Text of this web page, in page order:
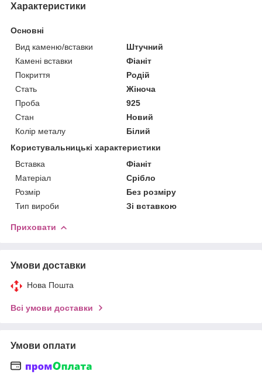
Характеристики
Основні
Вид каменю/вставки
Штучний
Камені вставки
Фіаніт
Покриття
Родій
Стать
Жіноча
Проба
925
Стан
Новий
Колір металу
Білий
Користувальницькі характеристики
Вставка
Фіаніт
Матеріал
Срібло
Розмір
Без розміру
Тип вироби
Зі вставкою
Приховати
Умови доставки
Нова Пошта
Всі умови доставки
Умови оплати